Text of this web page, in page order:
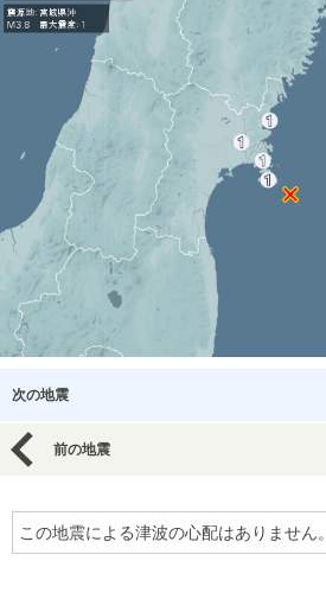
次の地震
前の地震
この地震による津波の心配はありません。